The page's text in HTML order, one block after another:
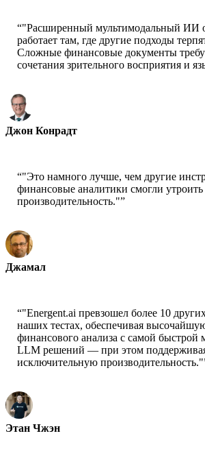
“"Расширенный мультимодальный ИИ
работает там, где другие подходы
Сложные финансовые документы
сочетания зрительного восприятия и
Джон Конрадт
“"Это намного лучше, чем другие
финансовые аналитики смогли
производительность."”
Джамал
“"Energent.ai превзошел более 10
наших тестах, обеспечивая
финансового анализа с самой быстрой
LLM решений — при этом
исключительную производительность."
Этан Чжэн